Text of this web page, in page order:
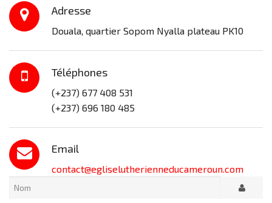
Adresse
Douala, quartier Sopom Nyalla plateau PK10
Téléphones
(+237) 677 408 531
(+237) 696 180 485
Email
contact@egliselutherienneducameroun.com